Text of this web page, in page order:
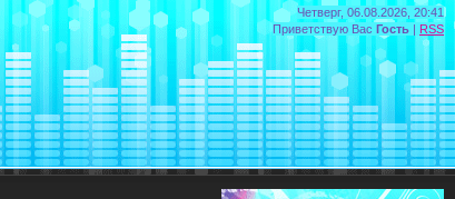
Четверг, 06.08.2026, 20:41
Приветствую Вас Гость | RSS